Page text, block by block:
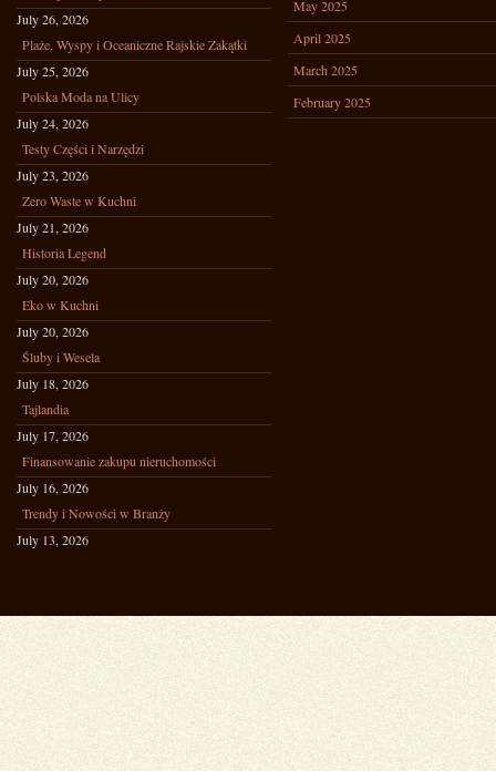
July 26, 2026
Plaże, Wyspy i Oceaniczne Rajskie Zakątki
July 25, 2026
Polska Moda na Ulicy
July 24, 2026
Testy Części i Narzędzi
July 23, 2026
Zero Waste w Kuchni
July 21, 2026
Historia Legend
July 20, 2026
Eko w Kuchni
July 20, 2026
Śluby i Wesela
July 18, 2026
Tajlandia
July 17, 2026
Finansowanie zakupu nieruchomości
July 16, 2026
Trendy i Nowości w Branży
July 13, 2026
May 2025
April 2025
March 2025
February 2025